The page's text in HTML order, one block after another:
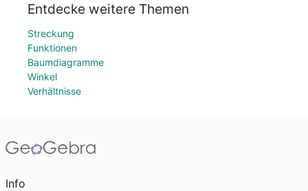
Entdecke weitere Themen
Streckung
Funktionen
Baumdiagramme
Winkel
Verhältnisse
Info